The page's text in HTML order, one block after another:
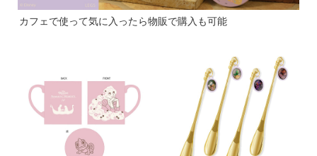
カフェで使って気に入ったら物販で購入も可能